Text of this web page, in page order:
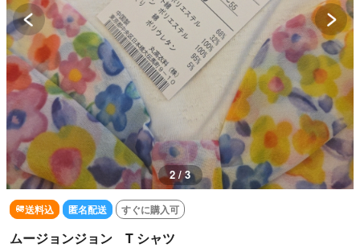
2 / 3
送料込 匿名配送 すぐに購入可
ムージョンジョン T シャツ